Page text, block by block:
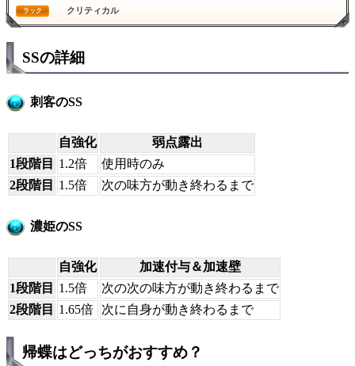
ラック クリティカル
SSの詳細
刺客のSS
自強化
弱点露出
1段階目
1.2倍
使用時のみ
2段階目
1.5倍 次の味方が動き終わるまで
濃姫のSS
自強化
加速付与＆加速壁
1段階目
1.5倍
次の次の味方が動き終わるまで
2段階目
1.65倍 次に自身が動き終わるまで
帰蝶はどっちがおすすめ？